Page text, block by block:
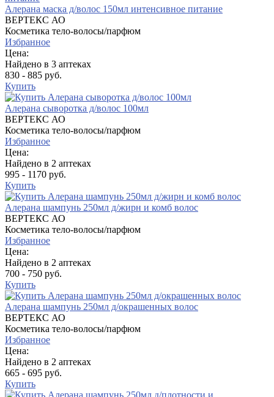
Алерана маска д/волос 150мл интенсивное питание
ВЕРТЕКС АО
Косметика тело-волосы/парфюм
Избранное
Цена:
Найдено в 3 аптеках
830 - 885 руб.
Купить
Алерана сыворотка д/волос 100мл
ВЕРТЕКС АО
Косметика тело-волосы/парфюм
Избранное
Цена:
Найдено в 2 аптеках
995 - 1170 руб.
Купить
Алерана шампунь 250мл д/жирн и комб волос
ВЕРТЕКС АО
Косметика тело-волосы/парфюм
Избранное
Цена:
Найдено в 2 аптеках
700 - 750 руб.
Купить
Алерана шампунь 250мл д/окрашенных волос
ВЕРТЕКС АО
Косметика тело-волосы/парфюм
Избранное
Цена:
Найдено в 2 аптеках
665 - 695 руб.
Купить